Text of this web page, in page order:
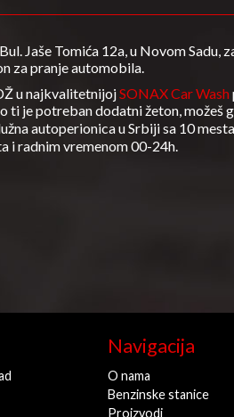
Jaše Tomića 12a, u Novom Sadu,
za pranje automobila.
u najkvalitetnijojSONAX Car Wash
ti je potreban dodatni žeton, možeš
autoperionica u Srbiji sa 10
i radnim vremenom 00-24h.
Navigacija
O nama
Benzinske stanice
Proizvodi